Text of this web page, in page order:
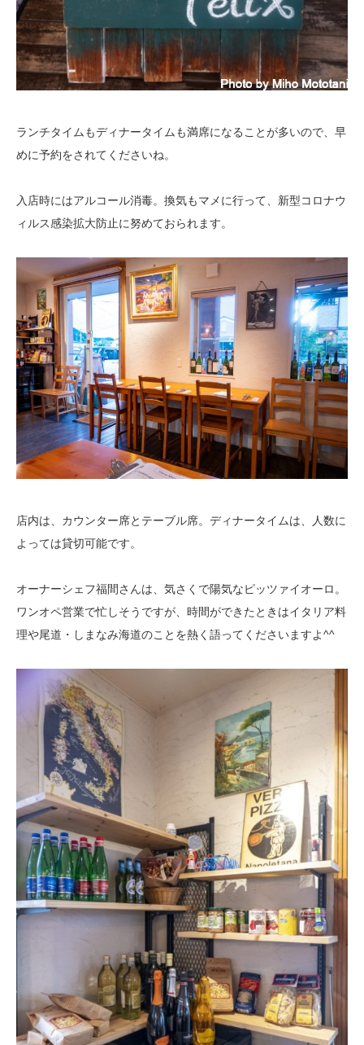
ランチタイムもディナータイムも満席になることが多いので、早
めに予約をされてくださいね。
入店時にはアルコール消毒。換気もマメに行って、新型コロナウ
ィルス感染拡大防止に努めておられます。
店内は、カウンター席とテーブル席。ディナータイムは、人数に
よっては貸切可能です。
オーナーシェフ福間さんは、気さくで陽気なピッツァイオーロ。
ワンオペ営業で忙しそうですが、時間ができたときはイタリア料
理や尾道・しまなみ海道のことを熱く語ってくださいますよ^^